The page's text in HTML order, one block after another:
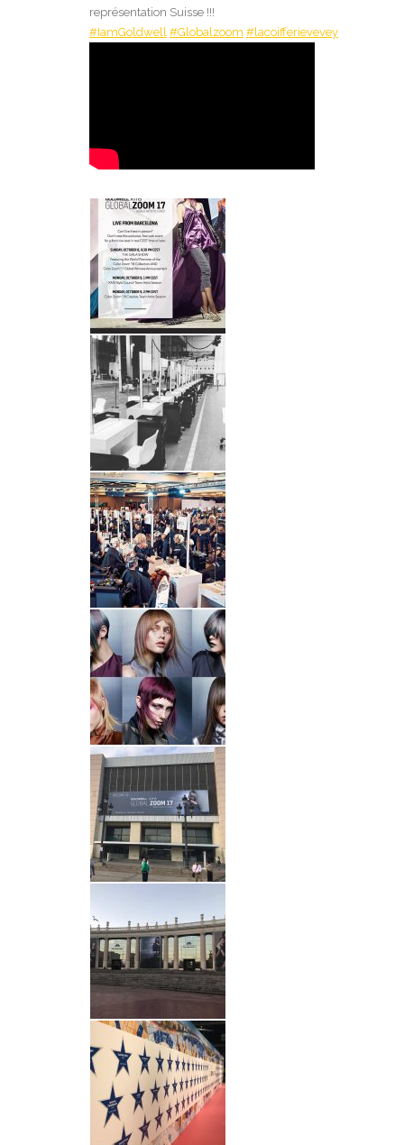
représentation Suisse !!!
#IamGoldwell
#Globalzoom #lacoifferievevey